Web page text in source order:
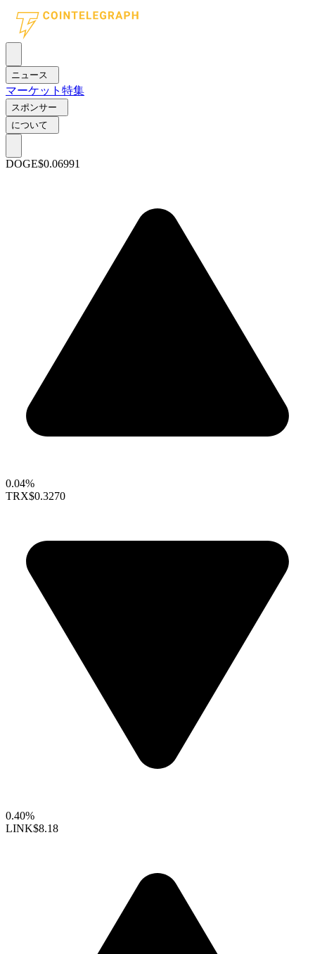
ニュース
マーケット 特集
スポンサー
について
DOGE$0.06991
0.04%
TRX$0.3270
0.40%
LINK$8.18